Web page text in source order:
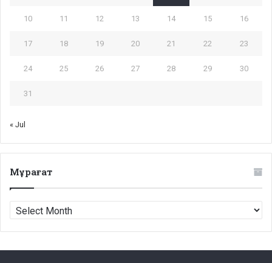
10 11 12 13 14 15 16
17 18 19 20 21 22 23
24 25 26 27 28 29 30
31
« Jul
Мұрағат
Мұрағат